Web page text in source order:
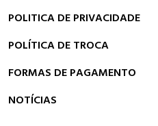
POLITICA DE PRIVACIDADE
POLÍTICA DE TROCA
FORMAS DE PAGAMENTO
NOTÍCIAS